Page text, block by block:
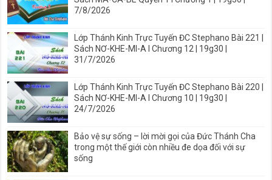
7/8/2026
Lớp Thánh Kinh Trực Tuyến ĐC Stephano Bài 221 |
Sách NƠ-KHE-MI-A I Chương 12 | 19g30 |
31/7/2026
Lớp Thánh Kinh Trực Tuyến ĐC Stephano Bài 220 |
Sách NƠ-KHE-MI-A I Chương 10 | 19g30 |
24/7/2026
Bảo vệ sự sống – lời mời gọi của Đức Thánh Cha
trong một thế giới còn nhiều đe dọa đối với sự
sống